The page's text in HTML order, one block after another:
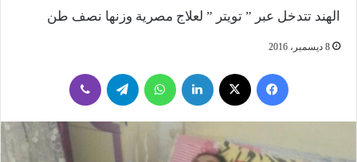
الهند تتدخل عبر ” تويتر ” لعلاج مصرية وزنها نصف طن
8 ديسمبر، 2016
فيسبوك لينكدإن واتساب تيلقرام